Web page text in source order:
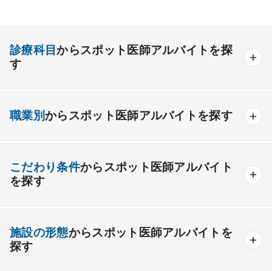
診療科目からスポット医師アルバイトを探
す
内科系
一般内科 呼吸器内科 消化器内科 循環器内科
腎臓内科 老人内科 リウマチ内科 総合診療科
外科系
一般外科 呼吸器外科 心臓血管外科
職業別からスポット医師アルバイトを探す
こだわり条件からスポット医師アルバイト
を探す
駅チカ・通勤便利
施設の形態からスポット医師アルバイトを
探す